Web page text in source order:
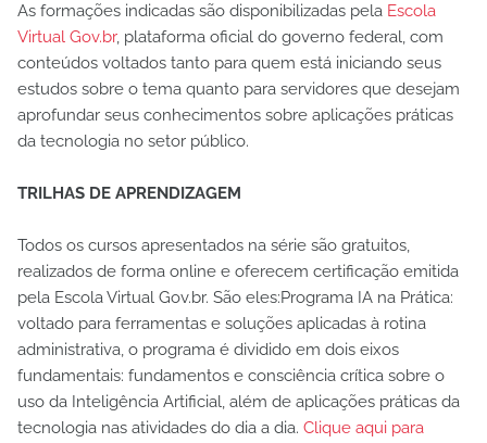
As formações indicadas são disponibilizadas pela Escola
Virtual Gov.br, plataforma oficial do governo federal, com
conteúdos voltados tanto para quem está iniciando seus
estudos sobre o tema quanto para servidores que desejam
aprofundar seus conhecimentos sobre aplicações práticas
da tecnologia no setor público.
TRILHAS DE APRENDIZAGEM
Todos os cursos apresentados na série são gratuitos,
realizados de forma online e oferecem certificação emitida
pela Escola Virtual Gov.br. São eles:Programa IA na Prática:
voltado para ferramentas e soluções aplicadas à rotina
administrativa, o programa é dividido em dois eixos
fundamentais: fundamentos e consciência crítica sobre o
uso da Inteligência Artificial, além de aplicações práticas da
tecnologia nas atividades do dia a dia. Clique aqui para